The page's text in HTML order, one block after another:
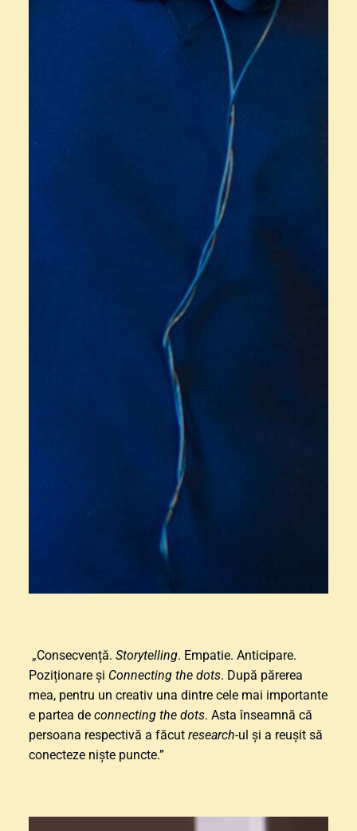
„Consecvență. Storytelling. Empatie. Anticipare.
Poziționare și Connecting the dots. După părerea
mea, pentru un creativ una dintre cele mai importante
e partea de connecting the dots. Asta înseamnă că
persoana respectivă a făcut research-ul și a reușit să
conecteze niște puncte.”